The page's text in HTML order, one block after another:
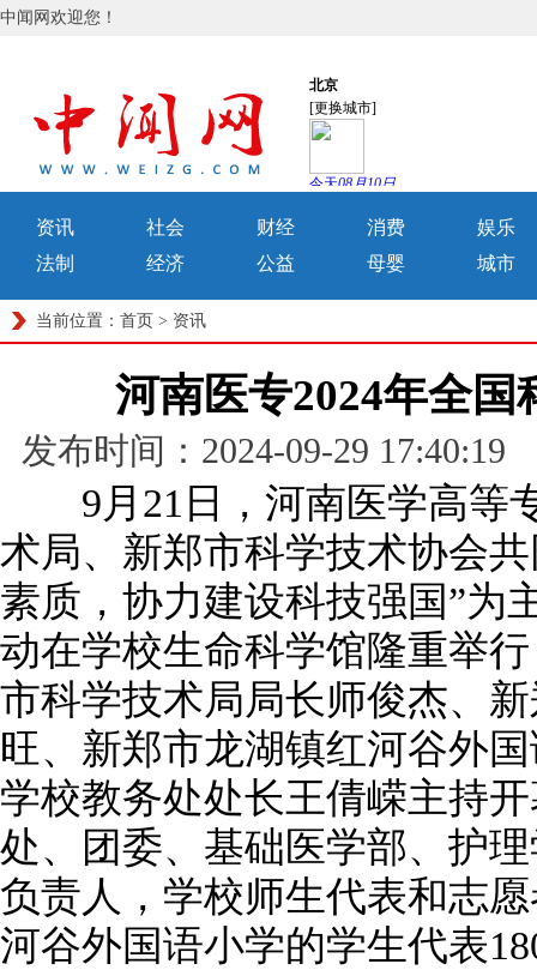
中闻网欢迎您！
资讯 社会 财经 消费
娱乐
法制
经济 公益 母婴 城市
当前位置： 首页 > 资讯
河南医专2024年全
发布时间：2024-09-29
9月21日，河南医学高等
术局、新郑市科学技术协会
素质，协力建设科技强国”为
动在学校生命科学馆隆重举
市科学技术局局长师俊杰、
旺、新郑市龙湖镇红河谷外
学校教务处处长王倩嵘主持
处、团委、基础医学部、护
负责人，学校师生代表和志
河谷外国语小学的学生代表